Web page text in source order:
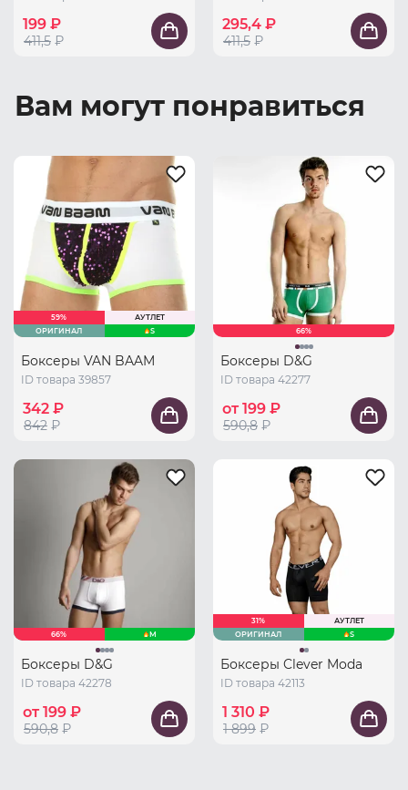
199 ₽
411,5 ₽
295,4 ₽
411,5 ₽
Вам могут понравиться
59%
АУТЛЕТ
ОРИГИНАЛ
S
Боксеры VAN BAAM
ID товара 39857
342 ₽
842 ₽
66%
Боксеры D&G
ID товара 42277
от 199 ₽
590,8 ₽
66% M
Боксеры D&G
ID товара 42278
от 199 ₽
590,8 ₽
31%
АУТЛЕТ
ОРИГИНАЛ
S
Боксеры Clever Moda
ID товара 42113
1 310 ₽
1 899 ₽